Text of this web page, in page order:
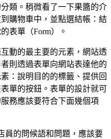
類。稍微看了一下果醬的介
購物車中，並點選結帳：結
表單（Form）。
動的最主要的元素，網站透
則透過表單向網站表達他的
：說明目的的標籤、提供回
單的按鈕。表單的設計就可
務應該要符合下面幾個項
員的問候語和問題，應該要